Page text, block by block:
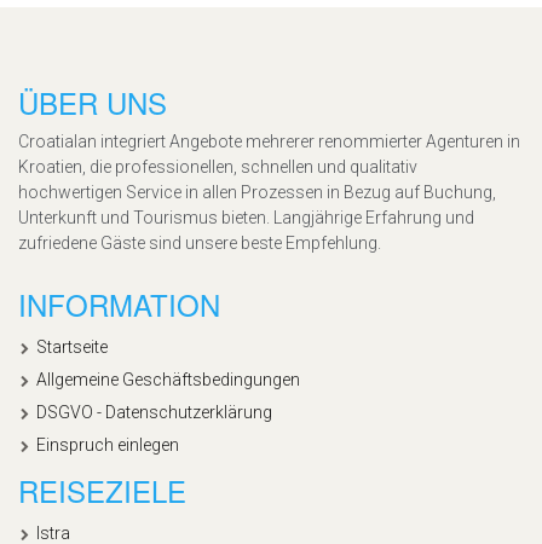
ÜBER UNS
Croatialan integriert Angebote mehrerer renommierter Agenturen in
Kroatien, die professionellen, schnellen und qualitativ
hochwertigen Service in allen Prozessen in Bezug auf Buchung,
Unterkunft und Tourismus bieten. Langjährige Erfahrung und
zufriedene Gäste sind unsere beste Empfehlung.
INFORMATION
Startseite
Allgemeine Geschäftsbedingungen
DSGVO - Datenschutzerklärung
Einspruch einlegen
REISEZIELE
Istra